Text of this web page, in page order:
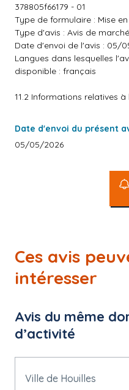
378805f66179 - 01
Type de formulaire : Mise
Type d'avis : Avis de
Date d'envoi de l'avis : 05/
Langues dans lesquelles
disponible : français
11.2 Informations relatives
Date d'envoi du présent
05/05/2026
Ces avis
intéresser
Avis du même
d’activité
Ville de Houilles